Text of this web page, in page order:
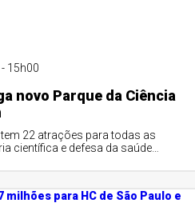
15h00
novo Parque da Ciência
22 atrações para todas as
científica e defesa da saúde